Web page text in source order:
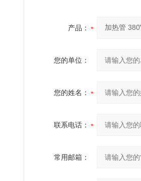
产品：
您的单位：
您的姓名：
联系电话：
常用邮箱：